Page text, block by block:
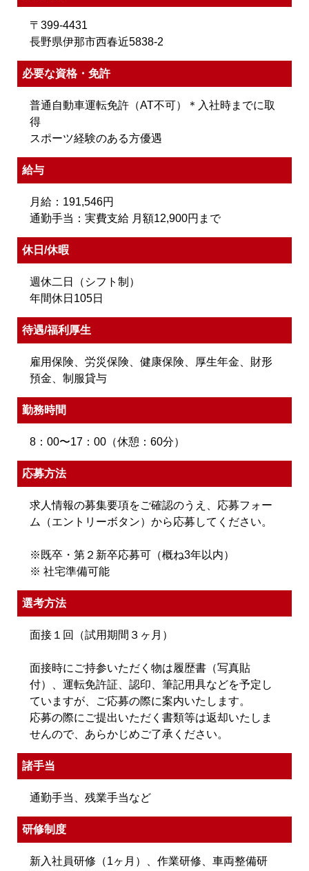
〒399-4431
長野県伊那市西春近5838-2
必要な資格・免許
普通自動車運転免許（AT不可）＊入社時までに取
得
スポーツ経験のある方優遇
給与
月給：191,546円
通勤手当：実費支給 月額12,900円まで
休日/休暇
週休二日（シフト制）
年間休日105日
待遇/福利厚生
雇用保険、労災保険、健康保険、厚生年金、財形
預金、制服貸与
勤務時間
8：00〜17：00（休憩：60分）
応募方法
求人情報の募集要項をご確認のうえ、応募フォー
ム（エントリーボタン）から応募してください。
※既卒・第２新卒応募可（概ね3年以内）
※ 社宅準備可能
選考方法
面接１回（試用期間３ヶ月）
面接時にご持参いただく物は履歴書（写真貼
付）、運転免許証、認印、筆記用具などを予定し
ていますが、ご応募の際に案内いたします。
応募の際にご提出いただく書類等は返却いたしま
せんので、あらかじめご了承ください。
諸手当
通勤手当、残業手当など
研修制度
新入社員研修（1ヶ月）、作業研修、車両整備研